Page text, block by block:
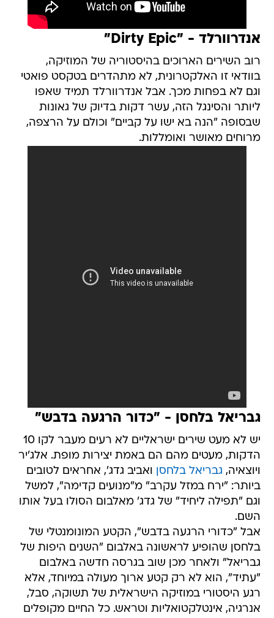
אנדרוורלד - "Dirty Epic"
רוב השירים הארוכים בהיסטוריה של המוזיקה,
בוודאי זו האלקטרונית, לא מתהדרים בטקסט פואטי
וגם לא בפחות מכך. אבל אנדרוורלד תמיד שאפו
ליותר והסינגל הזה, עשר דקות בדיוק של גאונות
שבסופה "הנה בא ישו על קביים" וכולם על הרצפה,
מרוחים מאושר ואומללות.
גבריאל בלחסן - "כדור הרגעה בדבש"
יש לא מעט שירים ישראליים לא רעים מעבר לקו 10
הדקות, מעטים מהם הם באמת יצירות מופת. אלג'יר
ויוצאיה, גבריאל בלחסן ואביב גדג', אחראים לטובים
ביותר: "ירח במזל עקרב" מ"מנועים קדימה", למשל
וגם "תפילה ליחיד" של גדג' מאלבום הסולו בעל אותו
השם.
אבל "כדורי הרגעה בדבש", הקטע המונומנטלי של
בלחסן שהופיע לראשונה באלבום "השנים היפות של
גבריאל" ולאחר מכן שוב בגרסה חדשה באלבום
"עתיד", הוא לא רק קטע ארוך מעולה במיוחד, אלא
רגע היסטורי במוזיקה הישראלית של תשוקה, סבל,
אנרגיה, אינטלקטואליות וטראש. כל החיים מקופלים